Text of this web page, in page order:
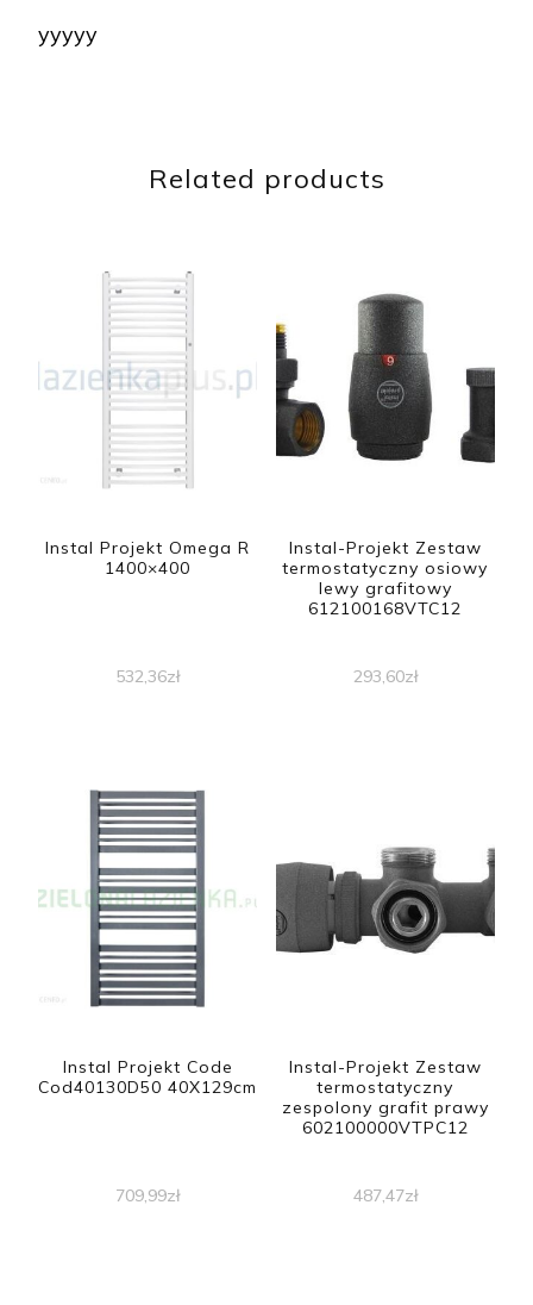
yyyyy
Related products
Instal Projekt Omega R
1400×400
532,36zł
Instal-Projekt Zestaw
termostatyczny osiowy
lewy grafitowy
612100168VTC12
293,60zł
Instal Projekt Code
Cod40130D50 40X129cm
709,99zł
Instal-Projekt Zestaw
termostatyczny
zespolony grafit prawy
602100000VTPC12
487,47zł